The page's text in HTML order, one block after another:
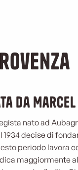
da Marcel
nato ad
1934 decise di
periodo lavora
maggiormente